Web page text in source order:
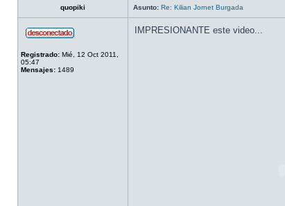
quopiki Asunto: Re: Kilian Jornet Burgada
Registrado: Mié, 12 Oct 2011,
05:47
Mensajes: 1489
IMPRESIONANTE este video...